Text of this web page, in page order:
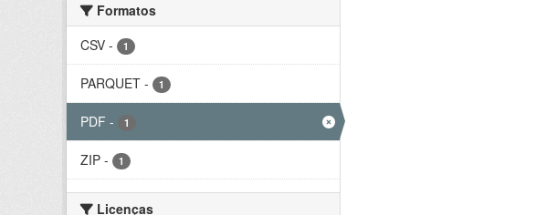
Formatos
CSV - 1
PARQUET - 1
PDF - 1
ZIP - 1
Licenças